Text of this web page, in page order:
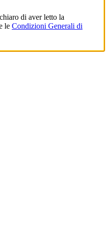
di aver letto la
le Condizioni Generali di